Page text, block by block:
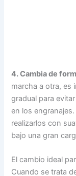
4. Cambia de
marcha a otra, es
gradual para
en los
realizarlos con
bajo una gran
El cambio ideal
Cuando se trata